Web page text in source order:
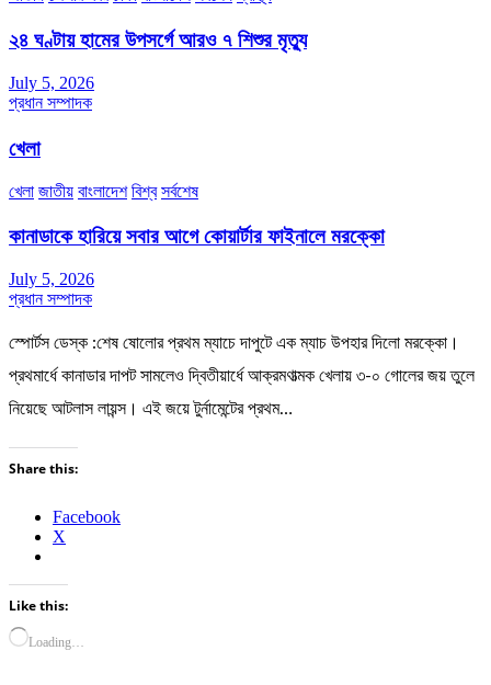
২৪ ঘণ্টায় হামের উপসর্গে আরও ৭ শিশুর মৃত্যু
July 5, 2026
প্রধান সম্পাদক
খেলা
খেলা জাতীয় বাংলাদেশ বিশ্ব সর্বশেষ
কানাডাকে হারিয়ে সবার আগে কোয়ার্টার ফাইনালে মরক্কো
July 5, 2026
প্রধান সম্পাদক
স্পোর্টস ডেস্ক :শেষ ষোলোর প্রথম ম্যাচে দাপুটে এক ম্যাচ উপহার দিলো মরক্কো।
প্রথমার্ধে কানাডার দাপট সামলেও দ্বিতীয়ার্ধে আক্রমণাত্মক খেলায় ৩-০ গোলের জয় তুলে
নিয়েছে আটলাস লায়ন্স। এই জয়ে টুর্নামেন্টের প্রথম…
Share this:
Facebook
X
Like this:
Loading…